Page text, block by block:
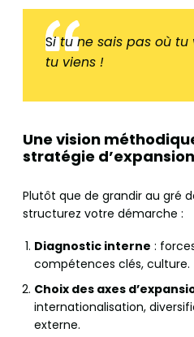
Si tu ne sais pas où tu
tu viens !
Une vision
stratégie d’expansion
Plutôt que de grandir au gré
structurez votre démarche :
Diagnostic interne :
compétences clés, culture.
Choix des axes
internationalisation,
externe.